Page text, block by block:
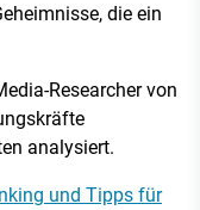
die ein
Researcher von
analysiert.
und Tipps für